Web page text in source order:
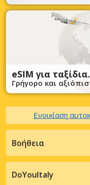
eSIM για
Γρήγορο και
Ενοικίαση
Βοήθεια
DoYouItaly